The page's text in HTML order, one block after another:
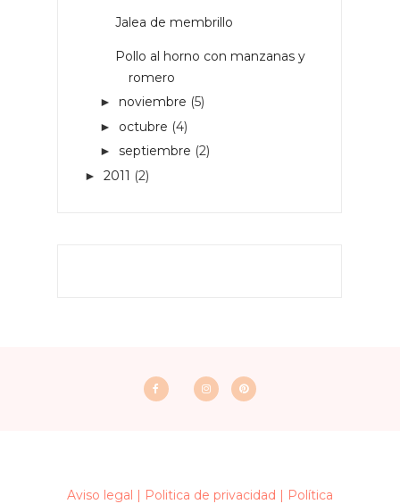
Jalea de membrillo
Pollo al horno con manzanas y
romero
► noviembre (5)
► octubre (4)
► septiembre (2)
► 2011 (2)
Aviso legal | Politica de privacidad | Política